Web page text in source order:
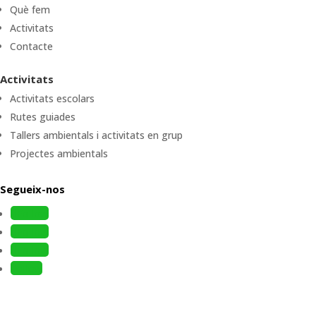
Què fem
Activitats
Contacte
Activitats
Activitats escolars
Rutes guiades
Tallers ambientals i activitats en grup
Projectes ambientals
Segueix-nos
Follow
Follow
Follow
Follow